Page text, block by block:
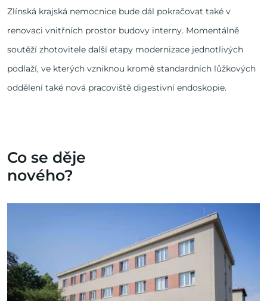
Zlínská krajská nemocnice bude dál pokračovat také v
renovaci vnitřních prostor budovy interny. Momentálně
soutěží zhotovitele další etapy modernizace jednotlivých
podlaží, ve kterých vzniknou kromě standardních lůžkových
oddělení také nová pracoviště digestivní endoskopie.
Co se děje
nového?